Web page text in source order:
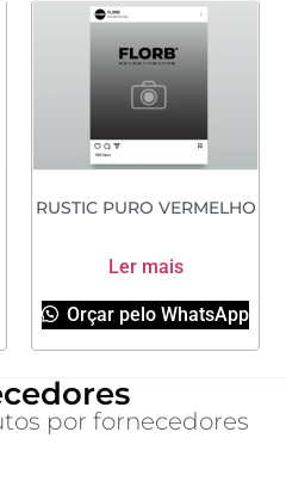
RUSTIC PURO VERMELHO
Ler mais
Orçar pelo WhatsApp
por fornecedores